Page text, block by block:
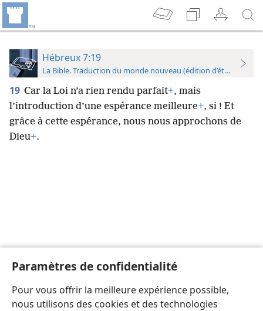
Paramètres de confidentialité
Pour vous offrir la meilleure expérience possible,
nous utilisons des cookies et des technologies
Hébreux 7:19
La Bible. Traduction du monde nouveau (édition d’étude)
19 Car la Loi n’a rien rendu parfait+, mais
l’introduction d’une espérance meilleure+, si ! Et
grâce à cette espérance, nous nous approchons de
Dieu+.